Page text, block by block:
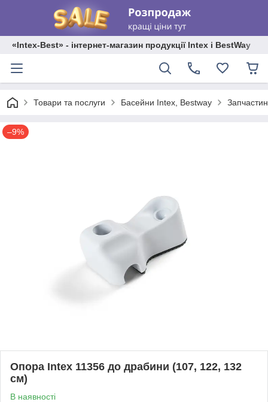
«Intex-Best» - інтернет-магазин продукції Intex і BestWay
Товари та послуги Басейни Intex, Bestway
–9%
Опора Intex 11356 до драбини (107, 122, 132
см)
В наявності